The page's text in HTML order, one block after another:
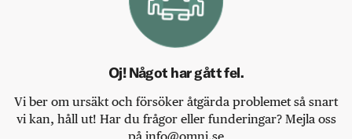
Oj! Något har gått fel.
Vi ber om ursäkt och försöker åtgärda problemet så snart
vi kan, håll ut! Har du frågor eller funderingar? Mejla oss